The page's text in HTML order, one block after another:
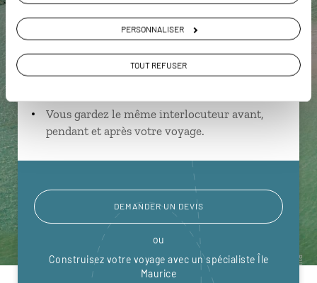
PERSONNALISER
TOUT REFUSER
Ils sauront organiser votre itinéraire au plus
près de vos envies et de la réalité du pays.
Échangez en face à face ou depuis nos studios
connectés en agence, mais aussi par email ou
Vous gardez le même interlocuteur avant,
pendant et après votre voyage.
DEMANDER UN DEVIS
ou
Construisez votre voyage avec un spécialiste Île
Maurice